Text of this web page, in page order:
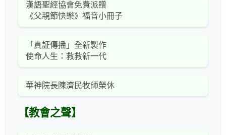
漢語聖經協會免費派贈
《父親節快樂》福音小冊子
「真証傳播」全新製作
使命人生：救救新一代
華神院長陳濟民牧師榮休
【教會之聲】